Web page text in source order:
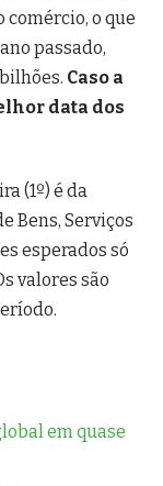
comércio, o que
passado,
Caso a
data dos
(1º) é da
Bens, Serviços
esperados só
valores são
em quase